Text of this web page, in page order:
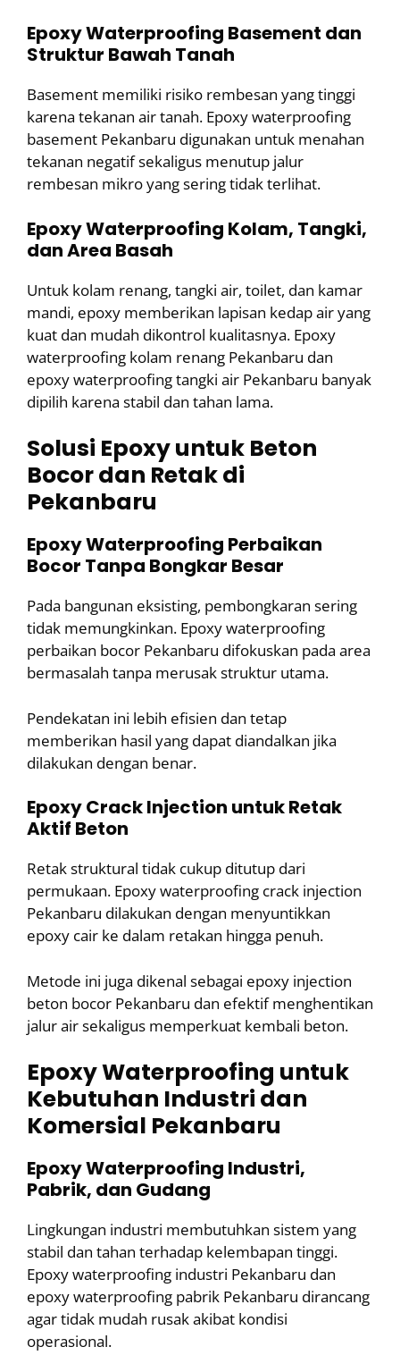
Epoxy Waterproofing Basement dan
Struktur Bawah Tanah
Basement memiliki risiko rembesan yang tinggi
karena tekanan air tanah. Epoxy waterproofing
basement Pekanbaru digunakan untuk menahan
tekanan negatif sekaligus menutup jalur
rembesan mikro yang sering tidak terlihat.
Epoxy Waterproofing Kolam, Tangki,
dan Area Basah
Untuk kolam renang, tangki air, toilet, dan kamar
mandi, epoxy memberikan lapisan kedap air yang
kuat dan mudah dikontrol kualitasnya. Epoxy
waterproofing kolam renang Pekanbaru dan
epoxy waterproofing tangki air Pekanbaru banyak
dipilih karena stabil dan tahan lama.
Solusi Epoxy untuk Beton
Bocor dan Retak di
Pekanbaru
Epoxy Waterproofing Perbaikan
Bocor Tanpa Bongkar Besar
Pada bangunan eksisting, pembongkaran sering
tidak memungkinkan. Epoxy waterproofing
perbaikan bocor Pekanbaru difokuskan pada area
bermasalah tanpa merusak struktur utama.
Pendekatan ini lebih efisien dan tetap
memberikan hasil yang dapat diandalkan jika
dilakukan dengan benar.
Epoxy Crack Injection untuk Retak
Aktif Beton
Retak struktural tidak cukup ditutup dari
permukaan. Epoxy waterproofing crack injection
Pekanbaru dilakukan dengan menyuntikkan
epoxy cair ke dalam retakan hingga penuh.
Metode ini juga dikenal sebagai epoxy injection
beton bocor Pekanbaru dan efektif menghentikan
jalur air sekaligus memperkuat kembali beton.
Epoxy Waterproofing untuk
Kebutuhan Industri dan
Komersial Pekanbaru
Epoxy Waterproofing Industri,
Pabrik, dan Gudang
Lingkungan industri membutuhkan sistem yang
stabil dan tahan terhadap kelembapan tinggi.
Epoxy waterproofing industri Pekanbaru dan
epoxy waterproofing pabrik Pekanbaru dirancang
agar tidak mudah rusak akibat kondisi
operasional.